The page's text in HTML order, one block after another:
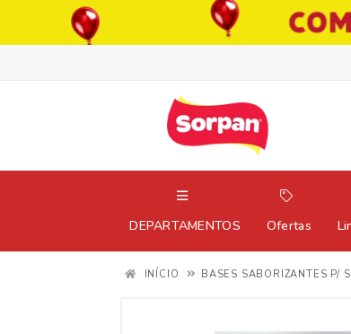
DEPARTAMENTOS Ofertas
INÍCIO BASES SABORIZANTES P/